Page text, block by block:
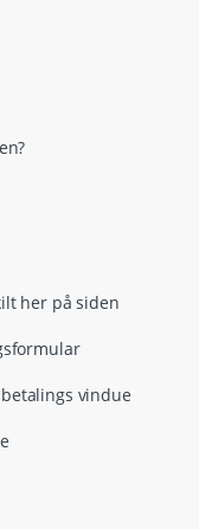
her på siden
vindue